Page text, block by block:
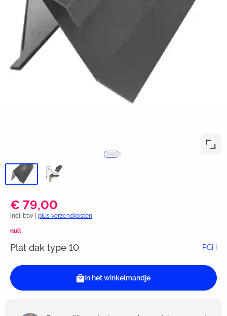
€ 79,00
incl. btw | plus verzendkosten
null
Plat dak type 10 PGH
In het winkelmandje